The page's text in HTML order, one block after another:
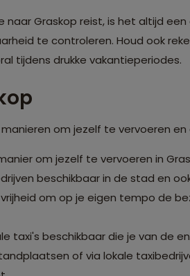
Graskop reist, is het altijd
te controleren. Houd ook
tijdens drukke vakantieperiodes.
manieren om jezelf te vervoeren
om jezelf te vervoeren in
beschikbaar in de stad en
om op je eigen tempo de
taxi's beschikbaar die je van de
of via lokale